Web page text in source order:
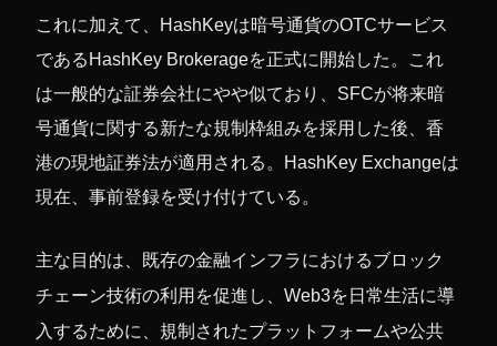
これに加えて、HashKeyは暗号通貨のOTCサービス
であるHashKey Brokerageを正式に開始した。これ
は一般的な証券会社にやや似ており、SFCが将来暗
号通貨に関する新たな規制枠組みを採用した後、香
港の現地証券法が適用される。HashKey Exchangeは
現在、事前登録を受け付けている。
主な目的は、既存の金融インフラにおけるブロック
チェーン技術の利用を促進し、Web3を日常生活に導
入するために、規制されたプラットフォームや公共